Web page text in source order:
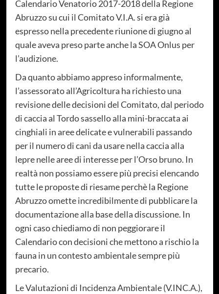
Calendario Venatorio 2017-2018 della Regione
Abruzzo su cui il Comitato V.I.A. si era già
espresso nella precedente riunione di giugno al
quale aveva preso parte anche la SOA Onlus per
l’audizione.
Da quanto abbiamo appreso informalmente,
l’assessorato all’Agricoltura ha richiesto una
revisione delle decisioni del Comitato, dal periodo
di caccia al Tordo sassello alla mini-braccata ai
cinghiali in aree delicate e vulnerabili passando
per il numero di cani da usare nella caccia alla
lepre nelle aree di interesse per l’Orso bruno. In
realtà non possiamo essere più precisi elencando
tutte le proposte di riesame perchè la Regione
Abruzzo omette incredibilmente di pubblicare la
documentazione alla base della discussione. In
ogni caso chiediamo di non peggiorare il
Calendario con decisioni che mettono a rischio la
fauna in un contesto ambientale sempre più
precario.
Le Valutazioni di Incidenza Ambientale (V.INC.A.),